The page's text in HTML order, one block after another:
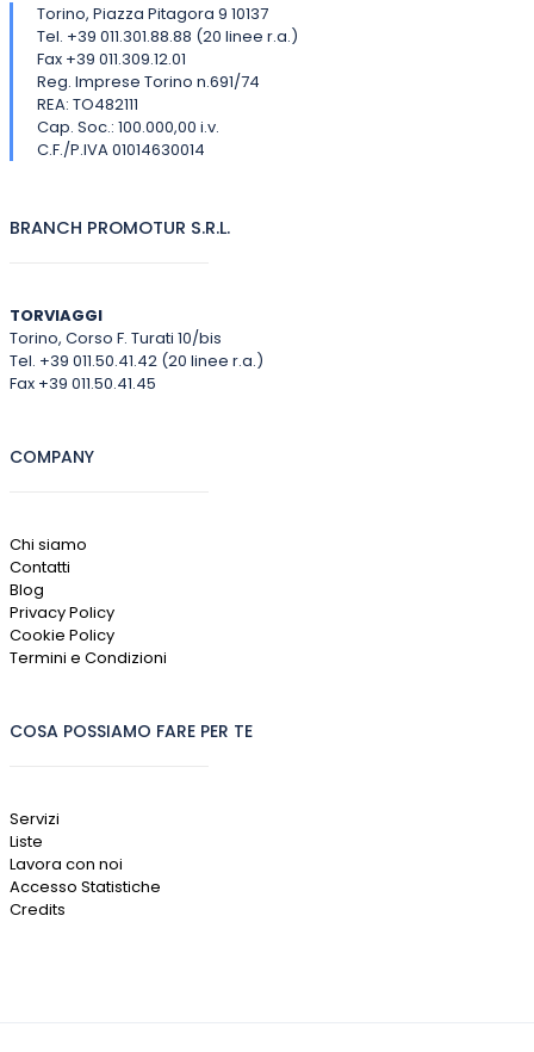
Torino, Piazza Pitagora 9 10137
Tel. +39 011.301.88.88 (20 linee r.a.)
Fax +39 011.309.12.01
Reg. Imprese Torino n.691/74
REA: TO482111
Cap. Soc.: 100.000,00 i.v.
C.F./P.IVA 01014630014
BRANCH PROMOTUR S.R.L.
TORVIAGGI
Torino, Corso F. Turati 10/bis
Tel. +39 011.50.41.42 (20 linee r.a.)
Fax +39 011.50.41.45
COMPANY
Chi siamo
Contatti
Blog
Privacy Policy
Cookie Policy
Termini e Condizioni
COSA POSSIAMO FARE PER TE
Servizi
Liste
Lavora con noi
Accesso Statistiche
Credits